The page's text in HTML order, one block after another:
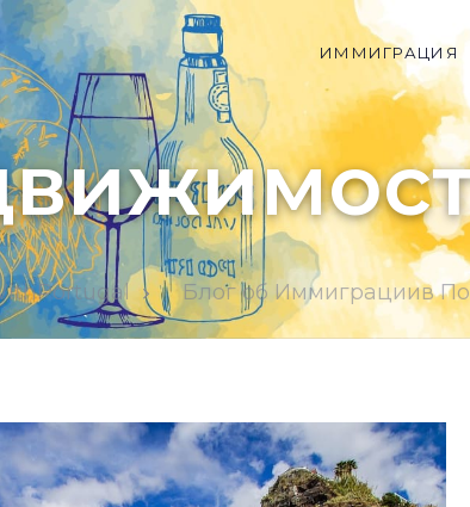
ИММИГРАЦИЯ
Блог об Иммиграциив